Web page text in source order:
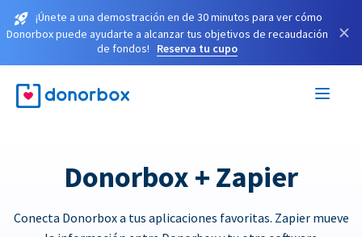
¡Únete a una demostración en de 30 minutos para ver cómo
Donorbox puede ayudarte a alcanzar tus objetivos de recaudación
de fondos!
Reserva tu cupo
×
Donorbox + Zapier
Conecta Donorbox a tus aplicaciones favoritas. Zapier mueve